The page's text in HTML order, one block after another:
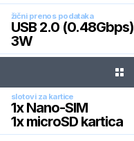
žični prenos podataka
USB 2.0 (0.48Gbps)
3W
slotovi za kartice
1x Nano-SIM
1x microSD kartica